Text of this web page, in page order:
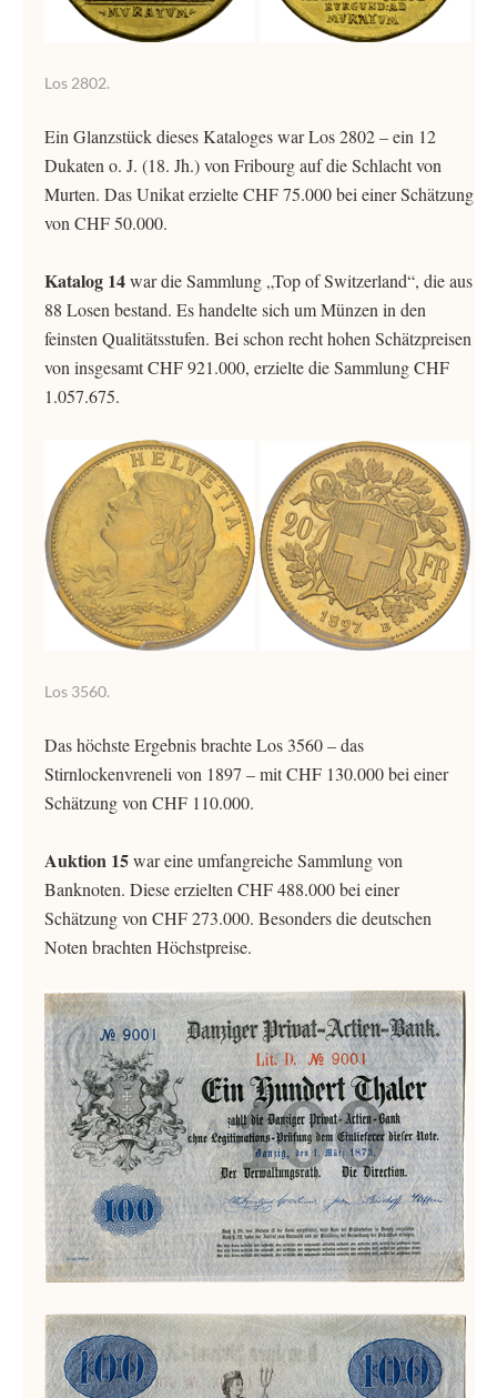
Los 2802.
Ein Glanzstück dieses Kataloges war Los 2802 – ein 12
Dukaten o. J. (18. Jh.) von Fribourg auf die Schlacht von
Murten. Das Unikat erzielte CHF 75.000 bei einer Schätzung
von CHF 50.000.
Katalog 14war die Sammlung „Top of Switzerland“, die aus
88 Losen bestand. Es handelte sich um Münzen in den
feinsten Qualitätsstufen. Bei schon recht hohen Schätzpreisen
von insgesamt CHF 921.000, erzielte die Sammlung CHF
1.057.675.
Los 3560.
Das höchste Ergebnis brachte Los 3560 – das
Stirnlockenvreneli von 1897 – mit CHF 130.000 bei einer
Schätzung von CHF 110.000.
Auktion 15war eine umfangreiche Sammlung von
Banknoten. Diese erzielten CHF 488.000 bei einer
Schätzung von CHF 273.000. Besonders die deutschen
Noten brachten Höchstpreise.